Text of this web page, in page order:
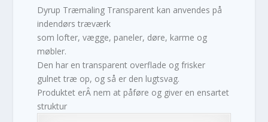
Dyrup Træmaling Transparent kan anvendes på
indendørs træværk
som lofter, vægge, paneler, døre, karme og
møbler.
Den har en transparent overflade og frisker
gulnet træ op, og så er den lugtsvag.
Produktet erÂ nem at påføre og giver en ensartet
struktur